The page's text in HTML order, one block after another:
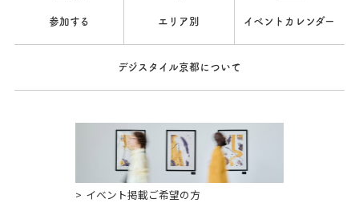
参加する エリア別 イベントカレンダー
デジスタイル京都について
イベント掲載ご希望の方